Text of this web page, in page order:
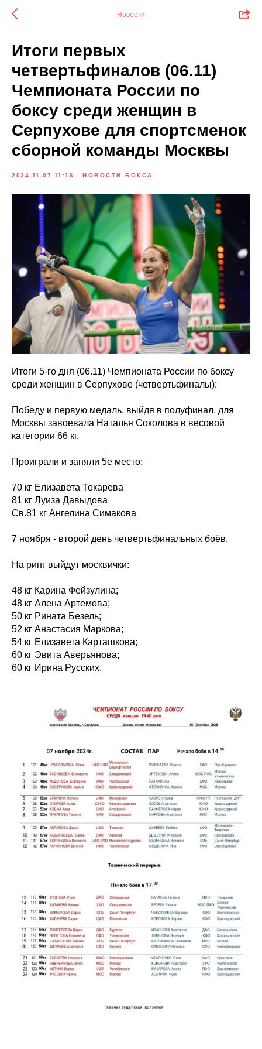
Новости
Итоги первых
четвертьфиналов (06.11)
Чемпионата России по
боксу среди женщин в
Серпухове для спортсменок
сборной команды Москвы
2024-11-07 11:16 НОВОСТИ БОКСА
Итоги 5-го дня (06.11) Чемпионата России по боксу
среди женщин в Серпухове (четвертьфиналы):
Победу и первую медаль, выйдя в полуфинал, для
Москвы завоевала Наталья Соколова в весовой
категории 66 кг.
Проиграли и заняли 5е место:
70 кг Елизавета Токарева
81 кг Луиза Давыдова
Св.81 кг Ангелина Симакова
7 ноября - второй день четвертьфинальных боёв.
На ринг выйдут москвички:
48 кг Карина Фейзулина;
48 кг Алена Артемова;
50 кг Рината Безель;
52 кг Анастасия Маркова;
54 кг Елизавета Карташкова;
60 кг Эвита Аверьянова;
60 кг Ирина Русских.